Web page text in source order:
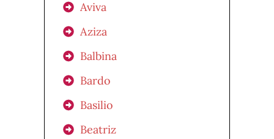
Aviva
Aziza
Balbina
Bardo
Basilio
Beatriz